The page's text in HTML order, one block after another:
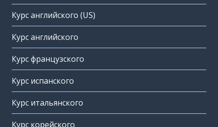
Курс английского (US)
Курс английского
Курс французского
Курс испанского
Курс итальянского
Курс корейского